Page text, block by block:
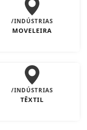
/INDÚSTRIAS
MOVELEIRA
/INDÚSTRIAS
TÊXTIL